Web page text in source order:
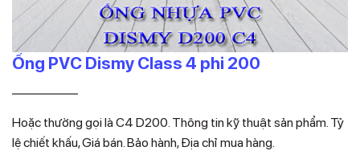
Ống PVC Dismy Class 4 phi 200
521.290
là:
521.290₫.
tại
là:
Hoặc thường gọi là C4 D200. Thông tin kỹ thuật sản phẩm. Tỷ
lệ chiết khấu, Giá bán. Bảo hành, Địa chỉ mua hàng.